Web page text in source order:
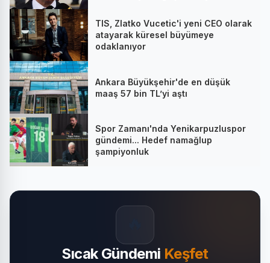
TIS, Zlatko Vucetic'i yeni CEO olarak
atayarak küresel büyümeye
odaklanıyor
Ankara Büyükşehir'de en düşük
maaş 57 bin TL’yi aştı
Spor Zamanı'nda Yenikarpuzluspor
gündemi... Hedef namağlup
şampiyonluk
Sıcak Gündemi Keşfet